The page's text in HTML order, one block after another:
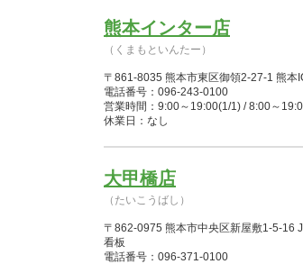
熊本インター店
（くまもといんたー）
〒861-8035 熊本市東区御領2-27-1 熊
電話番号：096-243-0100
営業時間：9:00～19:00(1/1) / 8:00～
休業日：なし
大甲橋店
（たいこうばし）
〒862-0975 熊本市中央区新屋敷1-5-16
看板
電話番号：096-371-0100